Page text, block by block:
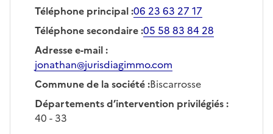
Téléphone principal:06 23 63 27 17
Téléphone secondaire:05 58 83 84 28
Adresse e-mail:
jonathan@jurisdiagimmo.com
Commune de la société:Biscarrosse
Départements d’intervention privilégiés:
40 - 33